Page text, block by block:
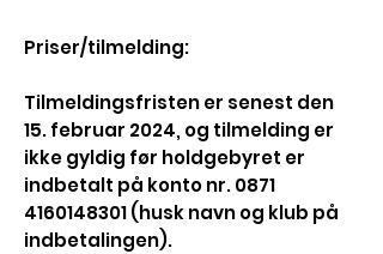
Priser/tilmelding:
Tilmeldingsfristen er senest den
15. februar 2024, og tilmelding er
ikke gyldig før holdgebyret er
indbetalt på konto nr.0871
4160148301(husk navn og klub på
indbetalingen).